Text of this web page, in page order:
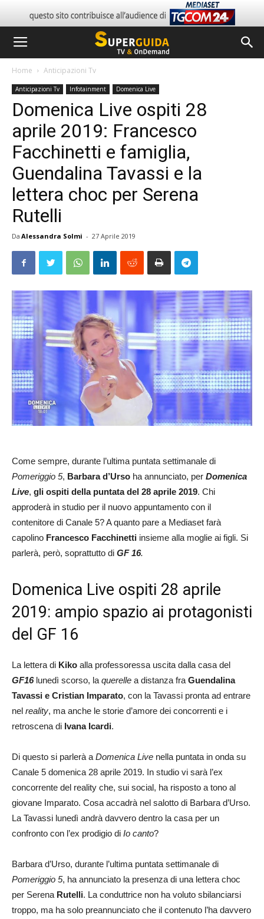
Home Anticipazioni Tv
Anticipazioni Tv Infotainment Domenica Live
Domenica Live ospiti 28
aprile 2019: Francesco
Facchinetti e famiglia,
Guendalina Tavassi e la
lettera choc per Serena
Rutelli
Da Alessandra Solmi - 27 Aprile 2019
Come sempre, durante l’ultima puntata settimanale di
Pomeriggio 5, Barbara d’Urso ha annunciato, per Domenica
Live, gli ospiti della puntata del 28 aprile 2019. Chi
approderà in studio per il nuovo appuntamento con il
contenitore di Canale 5? A quanto pare a Mediaset farà
capolino Francesco Facchinetti insieme alla moglie ai figli. Si
parlerà, però, soprattutto di GF 16.
Domenica Live ospiti 28 aprile
2019: ampio spazio ai protagonisti
del GF 16
La lettera di Kiko alla professoressa uscita dalla casa del
GF16lunedì scorso, la querelle a distanza fra Guendalina
Tavassi e Cristian Imparato, con la Tavassi pronta ad entrare
nel reality, ma anche le storie d’amore dei concorrenti e i
retroscena di Ivana Icardi.
Di questo si parlerà a Domenica Live nella puntata in onda su
Canale 5 domenica 28 aprile 2019. In studio vi sarà l’ex
concorrente del reality che, sui social, ha risposto a tono al
giovane Imparato. Cosa accadrà nel salotto di Barbara d’Urso.
La Tavassi lunedì andrà davvero dentro la casa per un
confronto con l’ex prodigio di Io canto?
Barbara d’Urso, durante l’ultima puntata settimanale di
Pomeriggio 5, ha annunciato la presenza di una lettera choc
per Serena Rutelli. La conduttrice non ha voluto sbilanciarsi
troppo, ma ha solo preannunciato che il contenuto l’ha davvero